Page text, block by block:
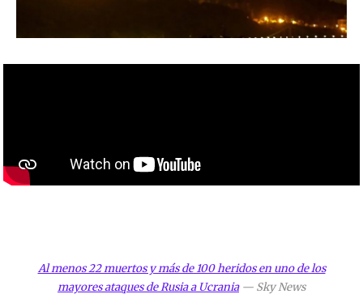
Al menos 22 muertos y más de 100 heridos en uno de los
mayores ataques de Rusia a Ucrania— Sky News